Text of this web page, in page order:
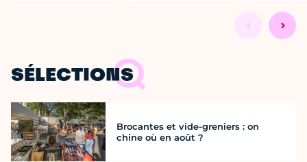
SÉLECTIONS
Brocantes et vide-greniers : on
chine où en août ?